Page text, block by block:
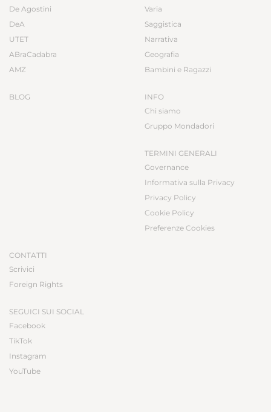
De Agostini
DeA
UTET
ABraCadabra
AMZ
BLOG
Varia
Saggistica
Narrativa
Geografia
Bambini e Ragazzi
INFO
Chi siamo
Gruppo Mondadori
TERMINI GENERALI
Governance
Informativa sulla Privacy
Privacy Policy
Cookie Policy
Preferenze Cookies
CONTATTI
Scrivici
Foreign Rights
SEGUICI SUI SOCIAL
Facebook
TikTok
Instagram
YouTube